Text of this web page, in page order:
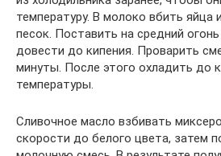
температуру. В молоко вбить яйца
песок. Поставить на средний
довести до кипения. Проварить
минуты. После этого охладить до
температуры.
Сливочное масло взбивать
скорости до белого цвета, затем